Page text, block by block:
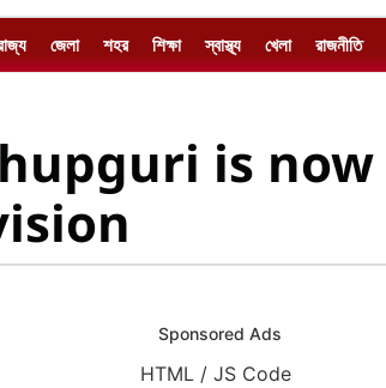
জেলা শহর শিক্ষা স্বাস্থ্য খেলা রাজনীতি
is
Sponsored Ads
HTML / JS Code